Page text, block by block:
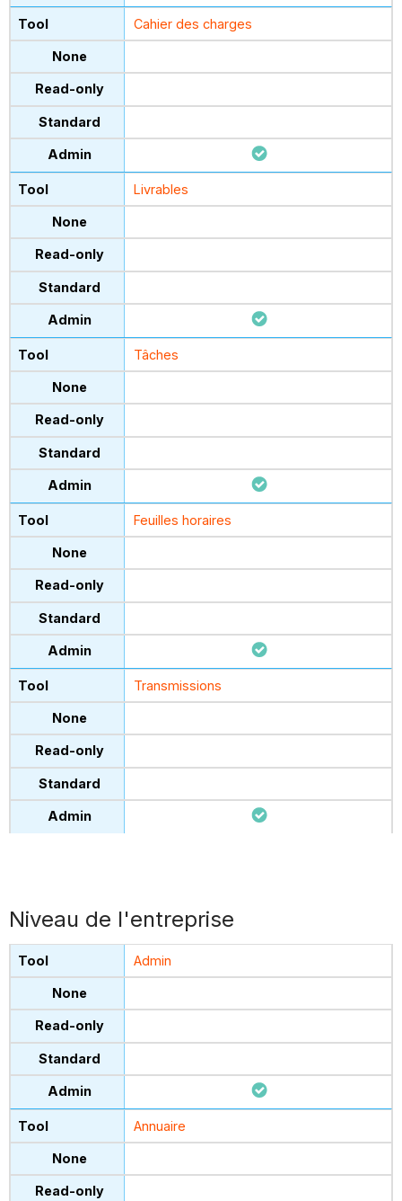
Cahier des charges
Livrables
Tâches
Feuilles horaires
Transmissions
Niveau de l'entreprise
Admin
Annuaire